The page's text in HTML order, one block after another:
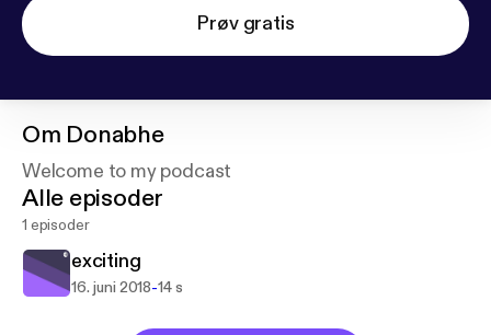
Prøv gratis
Om Donabhe
Welcome to my podcast
Alle episoder
1 episoder
exciting
16. juni 2018-14 s